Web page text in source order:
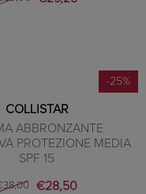
-25%
COLLISTAR
ABBRONZANTE
PROTEZIONE MEDIA
SPF 15
€28,50